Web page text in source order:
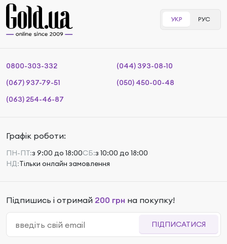
УКР РУС
0800-303-332
(044) 393-08-10
(067) 937-79-51
(050) 450-00-48
(063) 254-46-87
Графік роботи:
ПН-ПТ:з 9:00 до 18:00СБ:з 10:00 до 18:00
НД:Тільки онлайн замовлення
Підпишись і отримай 200 грн на покупку!
ПІДПИСАТИСЯ